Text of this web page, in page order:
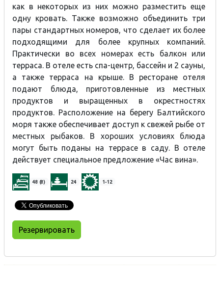
как в некоторых из них можно разместить еще
одну кровать. Также возможно объединить три
пары стандартных номеров, что сделает их более
подходящими для более крупных компаний.
Практически во всех номерах есть балкон или
терраса. В отеле есть спа-центр, бассейн и 2 сауны,
а также терраса на крыше. В ресторане отеля
подают блюда, приготовленные из местных
продуктов и выращенных в окрестностях
продуктов. Расположение на берегу Балтийского
моря также обеспечивает доступ к свежей рыбе от
местных рыбаков. В хороших условиях блюда
могут быть поданы на террасе в саду. В отеле
действует специальное предложение «Час вина».
48 (8) 24 1-12
Резервировать